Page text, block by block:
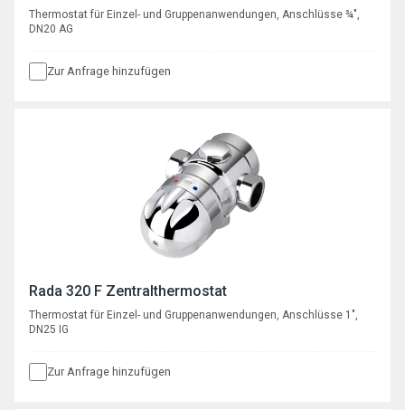
Thermostat für Einzel- und Gruppenanwendungen, Anschlüsse ¾",
DN20 AG
Zur Anfrage hinzufügen
Rada 320 F Zentralthermostat
Thermostat für Einzel- und Gruppenanwendungen, Anschlüsse 1",
DN25 IG
Zur Anfrage hinzufügen